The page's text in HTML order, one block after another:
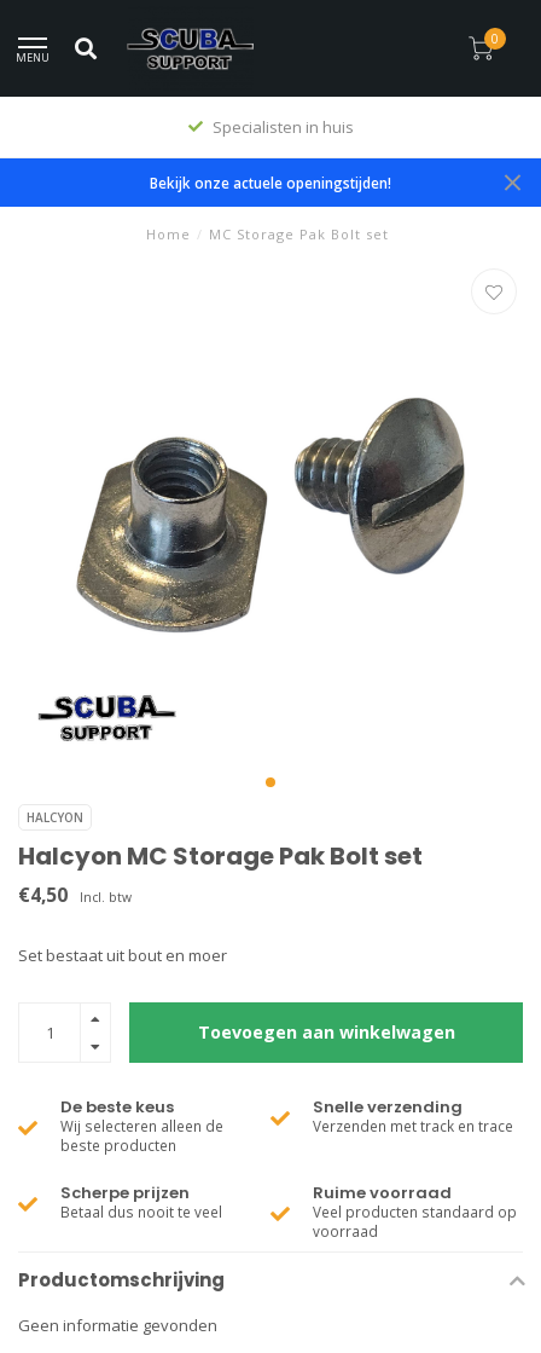
MENU
0
Specialisten in huis
Bekijk onze actuele openingstijden!
Home / MC Storage Pak Bolt set
HALCYON
Halcyon MC Storage Pak Bolt set
€4,50 Incl. btw
Set bestaat uit bout en moer
Toevoegen aan winkelwagen
De beste keus
Wij selecteren alleen de
beste producten
Snelle verzending
Verzenden met track en trace
Scherpe prijzen
Betaal dus nooit te veel
Ruime voorraad
Veel producten standaard op
voorraad
Productomschrijving
Geen informatie gevonden